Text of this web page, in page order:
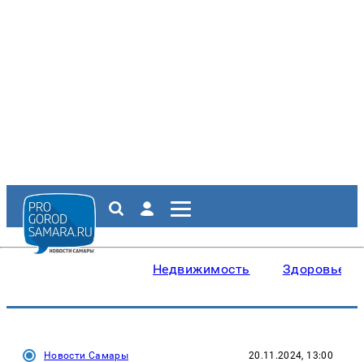
Недвижимость Здоровье
Новости Самары 20.11.2024, 13:00